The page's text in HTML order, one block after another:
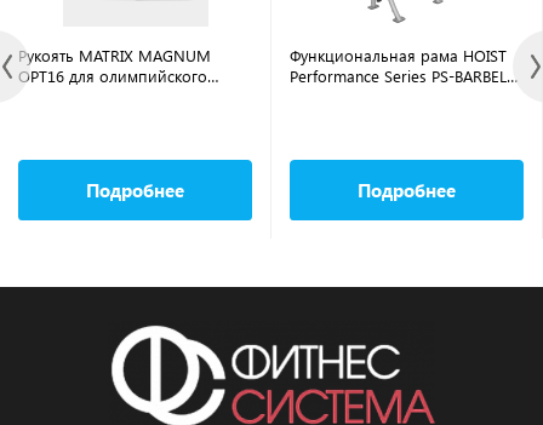
Рукоять MATRIX MAGNUM
OPT16 для олимпийского
Подробнее
Функциональная рама HOIST
Performance Series PS-BARBELL-
Подробнее